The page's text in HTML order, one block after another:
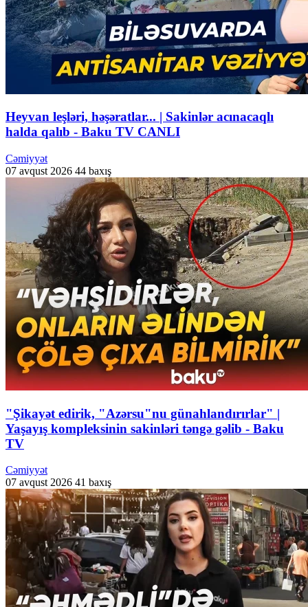
Heyvan leşləri, həşəratlar... | Sakinlər acınacaqlı
halda qalıb - Baku TV CANLI
Cəmiyyət
07 avqust 2026 44 baxış
"Şikayət edirik, "Azərsu"nu günahlandırırlar" |
Yaşayış kompleksinin sakinləri təngə gəlib - Baku
TV
Cəmiyyət
07 avqust 2026 41 baxış